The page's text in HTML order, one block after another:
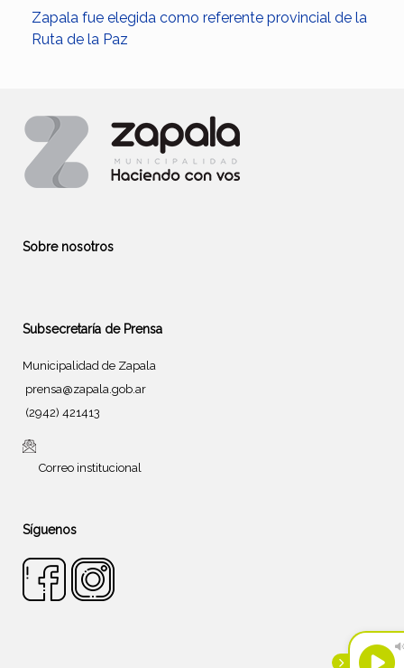
Zapala fue elegida como referente provincial de la
Ruta de la Paz
Sobre nosotros
Subsecretaría de Prensa
Municipalidad de Zapala
prensa@zapala.gob.ar
(2942) 421413
Correo institucional
Síguenos